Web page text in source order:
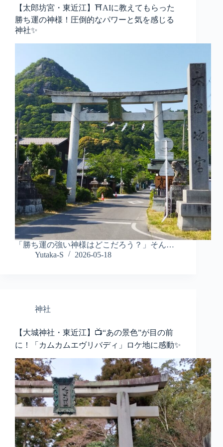
【太郎坊宮・東近江】⛩️AIに教えてもらった
勝ち運の神様！圧倒的なパワーと気を感じる
神社✨
「勝ち運の強い神様はどこだろう？」そん…
Yutaka-S
2026-05-18
神社
【大城神社・東近江】📺“あの景色”が目の前
に！「カムカムエヴリバディ」ロケ地に感動✨